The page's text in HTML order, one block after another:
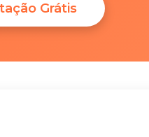
Grátis